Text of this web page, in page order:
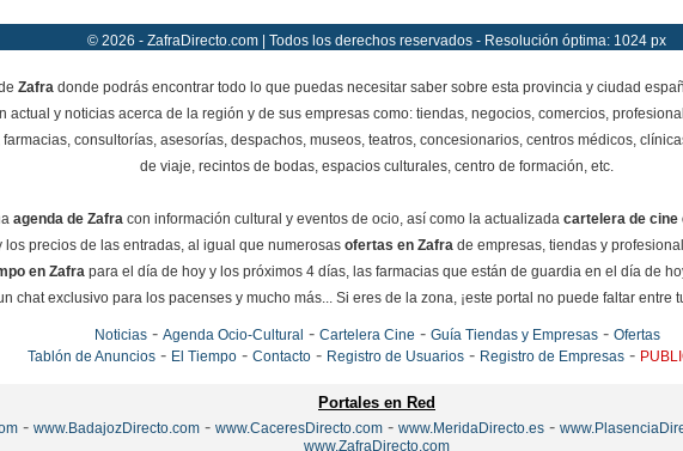
© 2026 - ZafraDirecto.com | Todos los derechos reservados - Resolución óptima: 1024 px
Zafra donde podrás encontrar todo lo que puedas necesitar saber sobre esta provincia y ciudad
actual y noticias acerca de la región y de sus empresas como: tiendas, negocios, comercios,
consultorías, asesorías, despachos, museos, teatros, concesionarios, centros médicos,
de viaje, recintos de bodas, espacios culturales, centro de formación, etc.
agenda de Zafracon información cultural y eventos de ocio, así como la actualizada cartelera de cine
los precios de las entradas, al igual que numerosas ofertas en Zafra de empresas, tiendas y
en Zafra para el día de hoy y los próximos 4 días, las farmacias que están de guardia en el día de
chat exclusivo para los pacenses y mucho más... Si eres de la zona, ¡este portal no puede faltar entre
Noticias- Agenda Ocio-Cultural - Cartelera Cine - Guía Tiendas y Empresas- Ofertas
Tablón de Anuncios- El Tiempo- Contacto- Registro de Usuarios- Registro de Empresas-
Portales en Red
- www.BadajozDirecto.com - www.CaceresDirecto.com - www.MeridaDirecto.es -
www.ZafraDirecto.com